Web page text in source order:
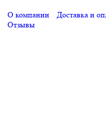
О компании Доставка и
Отзывы